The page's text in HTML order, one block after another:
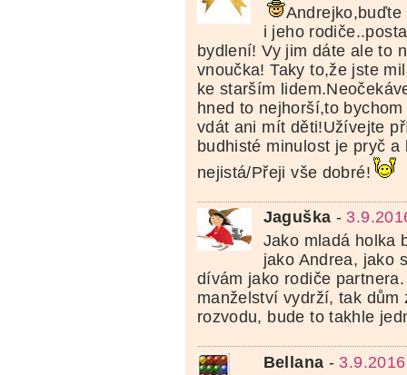
Andrejko,buďte
i jeho
bydlení! Vy jim dáte ale to
vnoučka! Taky to,že jste
ke starším
hned to nejhorší,to
vdát ani mít děti!Užívejte
budhisté minulost je pryč a
nejistá/Přeji vše dobré!
Jaguška -
Jako mladá holka
jako Andrea, jako
dívám jako rodiče
manželství vydrží, tak dům
rozvodu, bude to takhle
Bellana -